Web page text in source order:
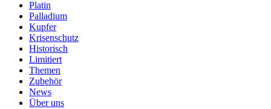
Platin
Palladium
Kupfer
Krisenschutz
Historisch
Limitiert
Themen
Zubehör
News
Über uns